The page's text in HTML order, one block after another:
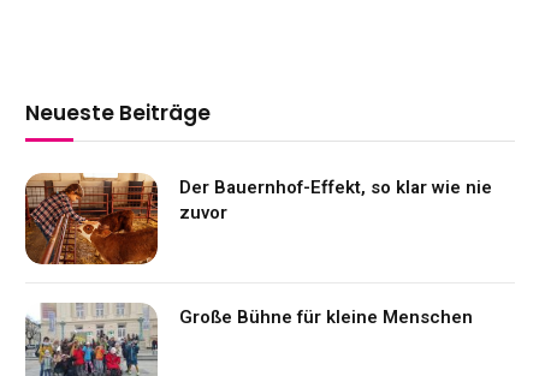
Neueste Beiträge
Der Bauernhof-Effekt, so klar wie nie
zuvor
Große Bühne für kleine Menschen